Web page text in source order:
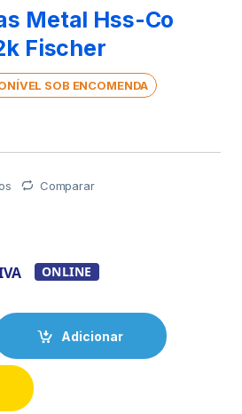
Metal Hss-Co
Fischer
SOB ENCOMENDA
Comparar
ONLINE
Adicionar